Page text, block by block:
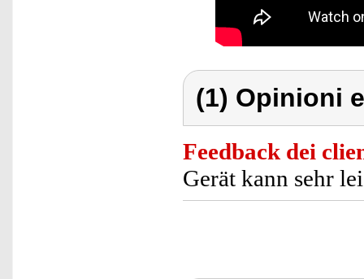
(1) Opinioni
Feedback dei
Gerät kann sehr